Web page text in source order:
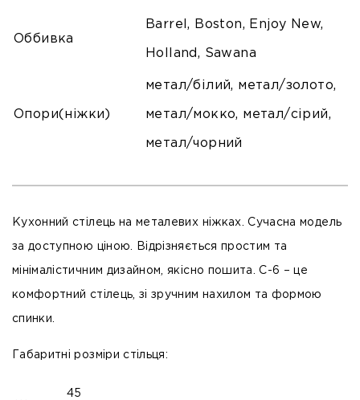
Оббивка
Barrel, Boston, Enjoy New,
Holland, Sawana
Опори(ніжки)
метал/білий, метал/золото,
метал/мокко, метал/сірий,
метал/чорний
Кухонний стілець на металевих ніжках. Сучасна модель
за доступною ціною. Відрізняється простим та
мінімалістичним дизайном, якісно пошита. C-6 – це
комфортний стілець, зі зручним нахилом та формою
спинки.
Габаритні розміри стільця:
45